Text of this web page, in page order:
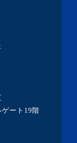
ート19階